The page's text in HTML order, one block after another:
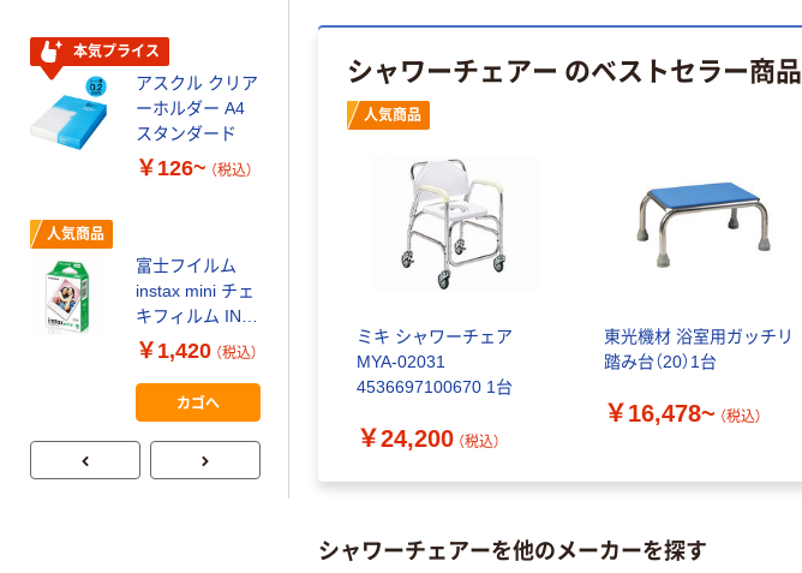
シャワーチェアー のベストセラー商品
人気商品
ミキ シャワーチェア
MYA-02031
4536697100670 1台
￥24,200 （税込）
東光機材 浴室用ガッチリ
踏み台（20）1台
￥16,478~ （税込）
シャワーチェアーを他のメーカーを探す
本気プライス
アスクル クリア
ーホルダー A4
スタンダード
￥126~ （税込）
人気商品
富士フイルム
instax mini チェ
キフィルム INS
MINI JP1 1パッ
ク（10枚入り）
￥1,420 （税込）
カゴへ
ビッド PEFC認
￥328~ （税込）
コピー用紙 マ
スーパーエコノ
ミー+
￥149~ （税込）
く ふせん
50×15mm
￥386~ （税込）
￥140~ （税込）
トフィルム A4
サイズ
100μ（ミクロン）
￥458~ （税込）
中判 再生紙
100％ 200枚
ル 大王製紙共同